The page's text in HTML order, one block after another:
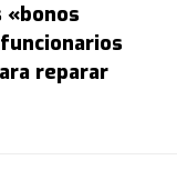
«bonos
reparar